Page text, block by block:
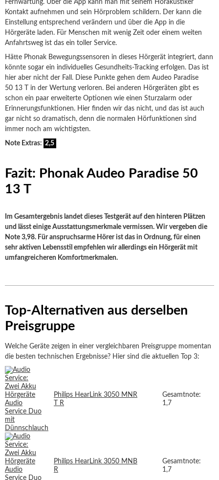
Fernwartung. Über die App kann man mit seinem Hörakustiker
Kontakt aufnehmen und sein Hörproblem schildern. Der kann die
Einstellung entsprechend verändern und über die App in die
Hörgeräte laden. Für Menschen mit wenig Zeit oder einem weiten
Anfahrtsweg ist das ein toller Service.
Hätte Phonak Bewegungssensoren in dieses Hörgerät integriert, dann
könnte sogar ein individuelles Gesundheits-Tracking erfolgen. Das ist
hier aber nicht der Fall. Diese Punkte gehen dem Audeo Paradise
50 13 T in der Wertung verloren. Bei anderen Hörgeräten gibt es
schon ein paar erweiterte Optionen wie einen Sturzalarm oder
Erinnerungsfunktionen. Hier finden wir das nicht, und das ist auch
gar nicht so dramatisch, denn die normalen Hörfunktionen sind
immer noch am wichtigsten.
Note Extras: 2,5
Fazit: Phonak Audeo Paradise 50
13 T
Im Gesamtergebnis landet dieses Testgerät auf den hinteren Plätzen
und lässt einige Ausstattungsmerkmale vermissen. Wir vergeben die
Note 3,98. Für anspruchsarme Hörer ist das in Ordnung, für einen
sehr aktiven Lebensstil empfehlen wir allerdings ein Hörgerät mit
umfangreicheren Komfortmerkmalen.
Top-Alternativen aus derselben
Preisgruppe
Welche Geräte zeigen in einer vergleichbaren Preisgruppe momentan
die besten technischen Ergebnisse? Hier sind die aktuellen Top 3:
Philips HearLink 3050 MNR
T R
Gesamtnote:
1,7
Philips HearLink 3050 MNB
R
Gesamtnote:
1,7